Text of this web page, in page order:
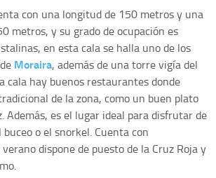
con una longitud de 150 metros y una
metros, y su grado de ocupación es
en esta cala se halla uno de los
Moraira, además de una torre vigía del
cala hay buenos restaurantes donde
de la zona, como un buen plato
Además, es el lugar ideal para disfrutar de
o el snorkel. Cuenta con
dispone de puesto de la Cruz Roja y